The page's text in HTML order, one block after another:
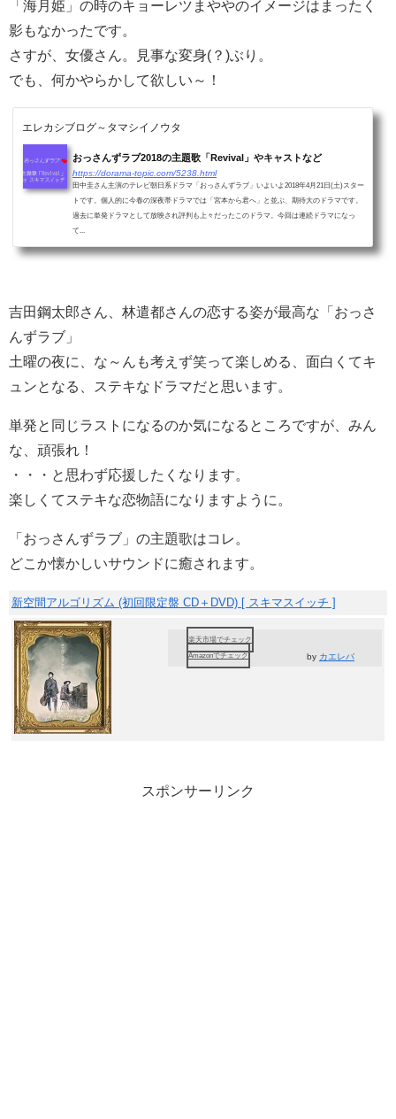
「海月姫」の時のキョーレツまややのイメージはまったく
影もなかったです。
さすが、女優さん。見事な変身(？)ぶり。
でも、何かやらかして欲しい～！
エレカシブログ～タマシイノウタ
おっさんずラブ2018の主題歌「Revival」やキャストなど
https://dorama-topic.com/5238.html
田中圭さん主演のテレビ朝日系ドラマ「おっさんずラブ」いよいよ2018年4月21日(土)スター
トです。個人的に今春の深夜帯ドラマでは「宮本から君へ」と並ぶ、期待大のドラマです。
過去に単発ドラマとして放映され評判も上々だったこのドラマ。今回は連続ドラマになっ
て...
吉田鋼太郎さん、林遣都さんの恋する姿が最高な「おっさ
んずラブ」
土曜の夜に、な～んも考えず笑って楽しめる、面白くてキ
ュンとなる、ステキなドラマだと思います。
単発と同じラストになるのか気になるところですが、みん
な、頑張れ！
・・・と思わず応援したくなります。
楽しくてステキな恋物語になりますように。
「おっさんずラブ」の主題歌はコレ。
どこか懐かしいサウンドに癒されます。
新空間アルゴリズム (初回限定盤 CD＋DVD) [ スキマスイッチ ]
楽天市場でチェック
Amazonでチェック
by カエレバ
スポンサーリンク